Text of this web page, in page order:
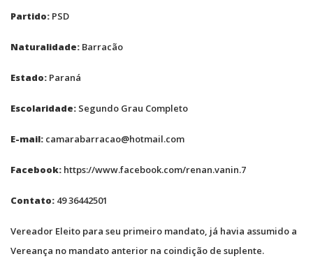
Partido: PSD
Naturalidade: Barracão
Estado: Paraná
Escolaridade: Segundo Grau Completo
E-mail: camarabarracao@hotmail.com
Facebook: https://www.facebook.com/renan.vanin.7
Contato: 49 36442501
Vereador Eleito para seu primeiro mandato, já havia assumido a
Vereança no mandato anterior na coindição de suplente.